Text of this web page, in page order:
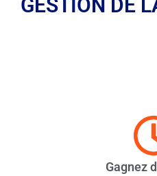
GESTION DE
Gagnez